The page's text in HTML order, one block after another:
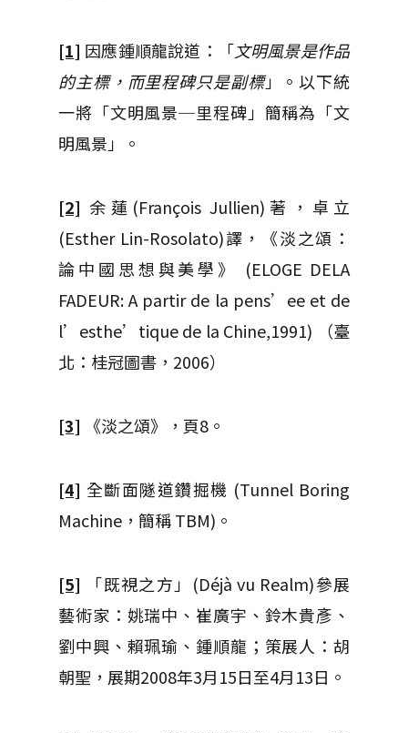
[1] 因應鍾順龍說道：「文明風景是作品
的主標，而里程碑只是副標」。以下統
一將「文明風景─里程碑」簡稱為「文
明風景」。
[2] 余蓮(François Jullien)著，卓立
(Esther Lin-Rosolato)譯，《淡之頌：
論中國思想與美學》 (ELOGE DELA
FADEUR: A partir de la pens’ee et de
l’esthe’tique de la Chine,1991) （臺
北：桂冠圖書，2006）
[3] 《淡之頌》，頁8。
[4] 全斷面隧道鑽掘機 (Tunnel Boring
Machine，簡稱 TBM)。
[5] 「既視之方」(Déjà vu Realm)參展
藝術家：姚瑞中、崔廣宇、鈴木貴彥、
劉中興、賴珮瑜、鍾順龍；策展人：胡
朝聖，展期2008年3月15日至4月13日。